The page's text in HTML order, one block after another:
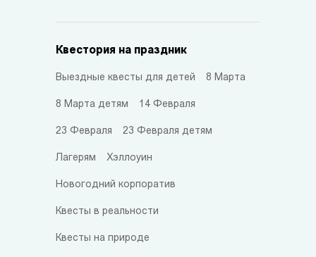
Квестория на праздник
Выездные квесты для детей 8 Марта
8 Марта детям 14 Февраля
23 Февраля 23 Февраля детям
Лагерям Хэллоуин
Новогодний корпоратив
Квесты в реальности
Квесты на природе